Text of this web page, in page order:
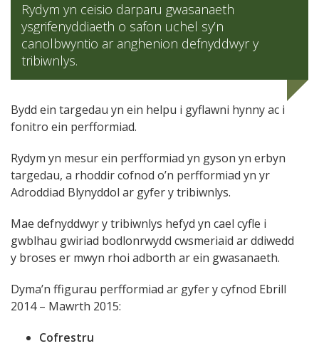
Rydym yn ceisio darparu gwasanaeth
ysgrifenyddiaeth o safon uchel sy’n
canolbwyntio ar anghenion defnyddwyr y
tribiwnlys.
Bydd ein targedau yn ein helpu i gyflawni hynny ac i
fonitro ein perfformiad.
Rydym yn mesur ein perfformiad yn gyson yn erbyn
targedau, a rhoddir cofnod o’n perfformiad yn yr
Adroddiad Blynyddol ar gyfer y tribiwnlys.
Mae defnyddwyr y tribiwnlys hefyd yn cael cyfle i
gwblhau gwiriad bodlonrwydd cwsmeriaid ar ddiwedd
y broses er mwyn rhoi adborth ar ein gwasanaeth.
Dyma’n ffigurau perfformiad ar gyfer y cyfnod Ebrill
2014 – Mawrth 2015:
Cofrestru